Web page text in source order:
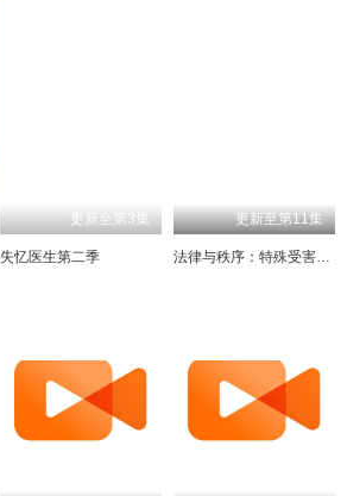
更新至第3集
失忆医生第二季
更新至第11集
法律与秩序：特殊受害者第二十七季